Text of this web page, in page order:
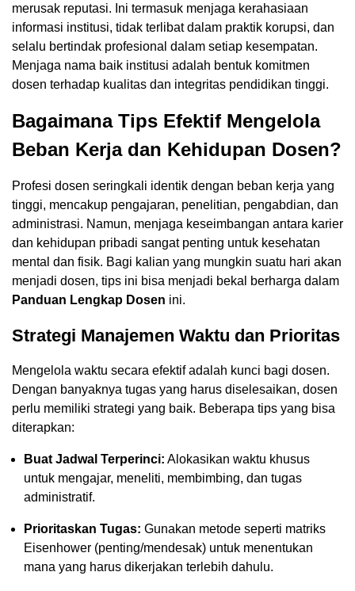
merusak reputasi. Ini termasuk menjaga kerahasiaan
informasi institusi, tidak terlibat dalam praktik korupsi, dan
selalu bertindak profesional dalam setiap kesempatan.
Menjaga nama baik institusi adalah bentuk komitmen
dosen terhadap kualitas dan integritas pendidikan tinggi.
Bagaimana Tips Efektif Mengelola
Beban Kerja dan Kehidupan Dosen?
Profesi dosen seringkali identik dengan beban kerja yang
tinggi, mencakup pengajaran, penelitian, pengabdian, dan
administrasi. Namun, menjaga keseimbangan antara karier
dan kehidupan pribadi sangat penting untuk kesehatan
mental dan fisik. Bagi kalian yang mungkin suatu hari akan
menjadi dosen, tips ini bisa menjadi bekal berharga dalam
Panduan Lengkap Dosen ini.
Strategi Manajemen Waktu dan Prioritas
Mengelola waktu secara efektif adalah kunci bagi dosen.
Dengan banyaknya tugas yang harus diselesaikan, dosen
perlu memiliki strategi yang baik. Beberapa tips yang bisa
diterapkan:
Buat Jadwal Terperinci: Alokasikan waktu khusus
untuk mengajar, meneliti, membimbing, dan tugas
administratif.
Prioritaskan Tugas: Gunakan metode seperti matriks
Eisenhower (penting/mendesak) untuk menentukan
mana yang harus dikerjakan terlebih dahulu.